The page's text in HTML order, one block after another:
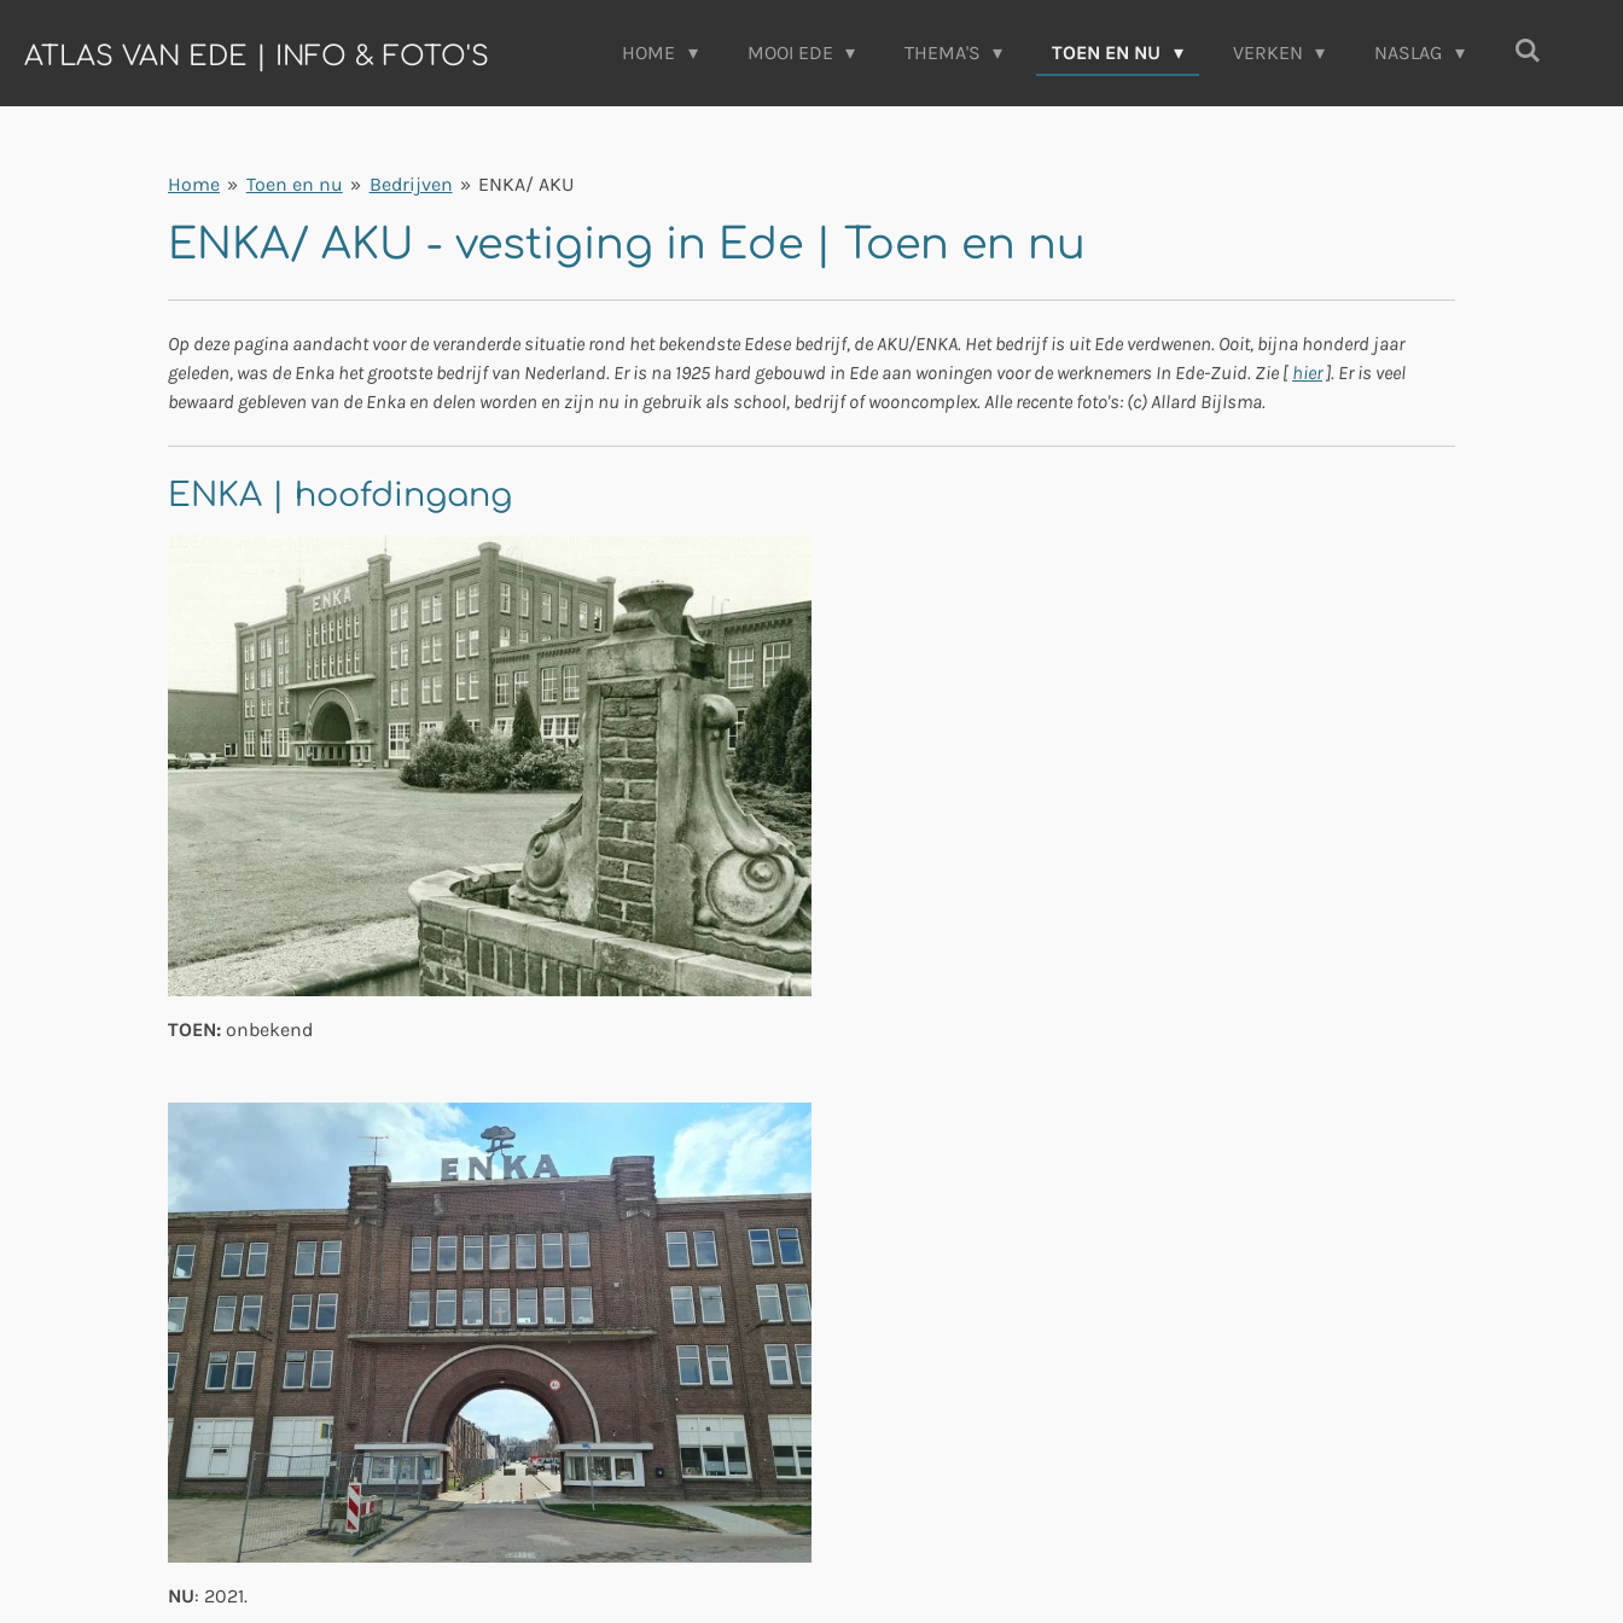
direct
de
ATLAS VAN EDE | INFO & FOTO'S HOME MOOI EDE THEMA'S TOEN EN NU VERKEN NASLAG
Home » Toen en nu » Bedrijven » ENKA/ AKU
ENKA/ AKU - vestiging in Ede | Toen en nu
Op deze pagina aandacht voor de veranderde situatie rond het bekendste Edese bedrijf, de AKU/ENKA. Het bedrijf is uit Ede verdwenen. Ooit, bijna honderd jaar
geleden, was de Enka het grootste bedrijf van Nederland. Er is na 1925 hard gebouwd in Ede aan woningen voor de werknemers In Ede-Zuid. Zie [ hier]. Er is veel
bewaard gebleven van de Enka en delen worden en zijn nu in gebruik als school, bedrijf of wooncomplex. Alle recente foto's: (c) Allard Bijlsma.
ENKA | hoofdingang
TOEN: onbekend
NU: 2021.